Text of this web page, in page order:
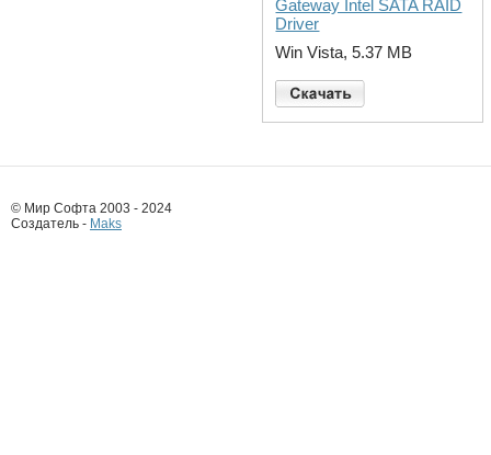
Gateway Intel SATA RAID
Driver
Win Vista, 5.37 MB
© Мир Софта 2003 - 2024
Создатель - Maks